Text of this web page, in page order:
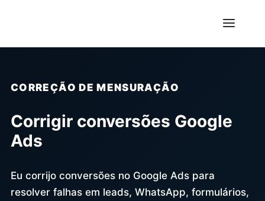
CORREÇÃO DE MENSURAÇÃO
Corrigir conversões Google
Ads
Eu corrijo conversões no Google Ads para
resolver falhas em leads, WhatsApp, formulários,